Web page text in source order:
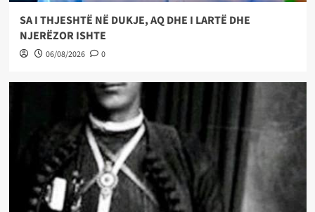
SA I THJESHTË NË DUKJE, AQ DHE I LARTË DHE
NJERËZOR ISHTE
06/08/2026 0